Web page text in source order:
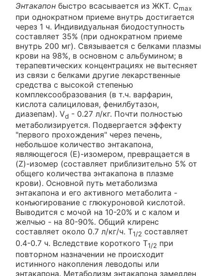
Энтакапон быстро всасывается из ЖКТ. Cmax
при однократном приеме внутрь достигается
через 1 ч. Индивидуальная биодоступность
составляет 35% (при однократном приеме
внутрь 200 мг). Связывается с белками плазмы
крови на 98%, в основном с альбумином; в
терапевтических концентрациях не вытесняет
из связи с белками другие лекарственные
средства с высокой степенью
комплексообразования (в т.ч. варфарин,
кислота салициловая, фенилбутазон,
диазепам). Vd - 0.27 л/кг. Почти полностью
метаболизируется. Подвергается эффекту
"первого прохождения" через печень,
небольшое количество энтакапона,
являющегося (Е)-изомером, превращается в
(Z)-изомер (составляет приблизительно 5% от
общего количества энтакапона в плазме
крови). Основной путь метаболизма
энтакапона и его активного метаболита -
конъюгирование с глюкуроновой кислотой.
Выводится с мочой на 10-20% и с калом и
желчью - на 80-90%. Общий клиренс
составляет около 0.7 л/кг/ч. T1/2 составляет
0.4-0.7 ч. Вследствие короткого T1/2 при
повторном назначении не происходит
истинного накопления леводопы или
энтакапона. Метаболизм энтакапона замедлен